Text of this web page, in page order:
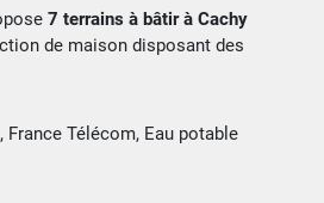
7 terrains à bâtir à Cachy
de maison disposant des
France Télécom, Eau potable